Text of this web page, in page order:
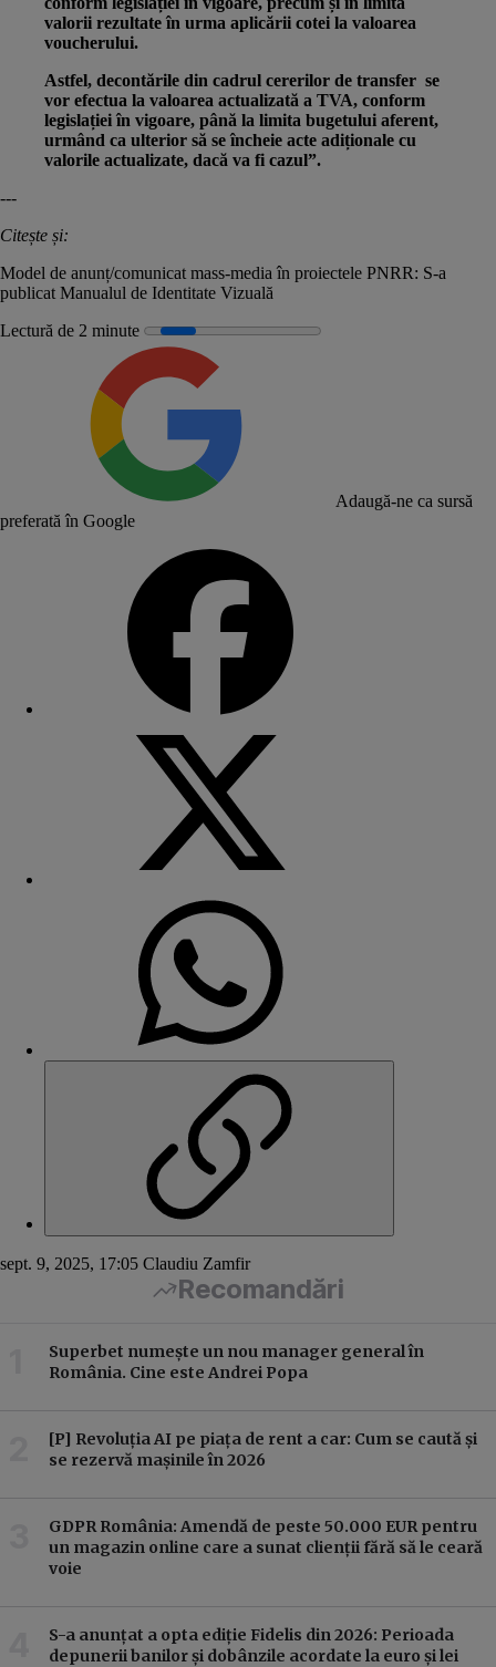
valorii rezultate în urma aplicării cotei la valoarea
voucherului.
Astfel, decontările din cadrul cererilor de transfer se
vor efectua la valoarea actualizată a TVA, conform
legislației în vigoare, până la limita bugetului aferent,
urmând ca ulterior să se încheie acte adiționale cu
valorile actualizate, dacă va fi cazul”.
---
Citește și:
Model de anunț/comunicat mass-media în proiectele PNRR: S-a
publicat Manualul de Identitate Vizuală
Lectură de 2 minute
Adaugă-ne ca sursă
preferată în Google
sept. 9, 2025, 17:05 Claudiu Zamfir
Recomandări
Superbet numește un nou manager general în
România. Cine este Andrei Popa
[P] Revoluția AI pe piața de rent a car: Cum se caută și
se rezervă mașinile în 2026
GDPR România: Amendă de peste 50.000 EUR pentru
un magazin online care a sunat clienții fără să le ceară
voie
S-a anunțat a opta ediție Fidelis din 2026: Perioada
depunerii banilor și dobânzile acordate la euro și lei